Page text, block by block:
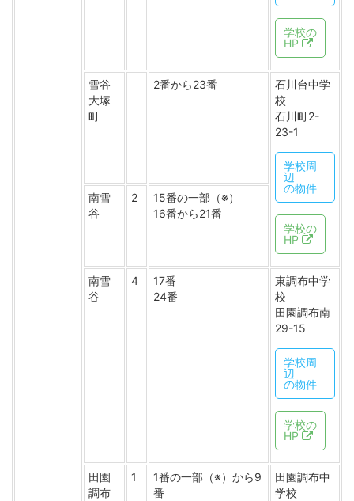
学校の
HP
雪谷
大塚
町
2番から23番
石川台中学
校
石川町2-
23-1
学校周
辺
の物件
学校の
HP
南雪
谷
2
15番の一部（※）
16番から21番
南雪
谷
4
17番
24番
東調布中学
校
田園調布南
29-15
学校周
辺
の物件
学校の
HP
田園
調布
1
1番の一部（※）から9
番
田園調布中
学校